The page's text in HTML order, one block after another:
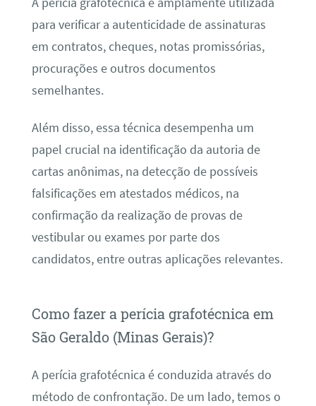
para verificar a autenticidade de assinaturas
em contratos, cheques, notas promissórias,
procurações e outros documentos
semelhantes.
Além disso, essa técnica desempenha um
papel crucial na identificação da autoria de
cartas anônimas, na detecção de possíveis
falsificações em atestados médicos, na
confirmação da realização de provas de
vestibular ou exames por parte dos
candidatos, entre outras aplicações relevantes.
Como fazer a perícia grafotécnica em
São Geraldo (Minas Gerais)?
A perícia grafotécnica é conduzida através do
método de confrontação. De um lado, temos o